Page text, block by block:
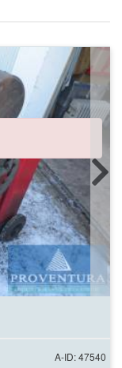
A-ID: 47540